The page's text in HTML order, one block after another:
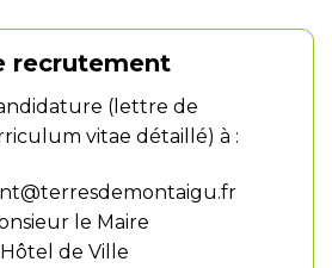
recrutement
(lettre de
vitae détaillé) à :
le Maire
Hôtel de Ville